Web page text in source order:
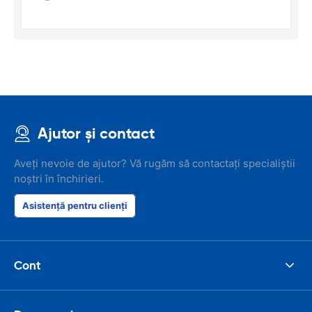
Ajutor și contact
Aveți nevoie de ajutor? Vă rugăm să contactați specialiștii
noștri în închirieri.
Asistență pentru clienți
Cont